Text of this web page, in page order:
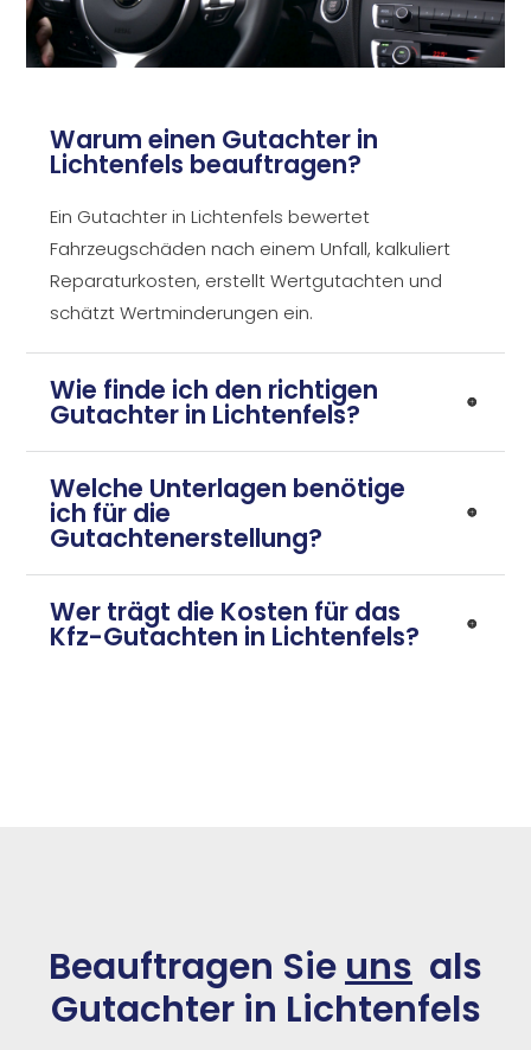
Warum einen Gutachter in
Lichtenfels beauftragen?
Ein Gutachter in Lichtenfels bewertet
Fahrzeugschäden nach einem Unfall, kalkuliert
Reparaturkosten, erstellt Wertgutachten und
schätzt Wertminderungen ein.
Wie finde ich den richtigen
Gutachter in Lichtenfels?
Welche Unterlagen benötige
ich für die
Gutachtenerstellung?
Wer trägt die Kosten für das
Kfz-Gutachten in Lichtenfels?
Beauftragen Sie uns als
Gutachter in Lichtenfels